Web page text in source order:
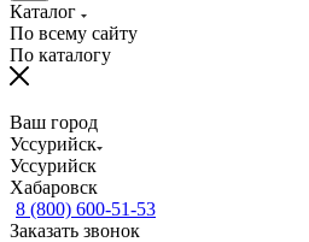
Каталог
По всему сайту
По каталогу
Ваш город
Уссурийск
Уссурийск
Хабаровск
8 (800) 600-51-53
Заказать звонок